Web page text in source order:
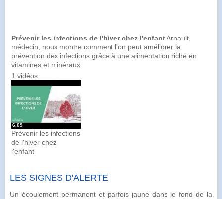
Prévenir les infections de l'hiver chez l'enfantArnault,
médecin, nous montre comment l'on peut améliorer la
prévention des infections grâce à une alimentation riche en
vitamines et minéraux.
1 vidéos
6,09
Prévenir les infections
de l'hiver chez
l'enfant
LES SIGNES D'ALERTE
Un écoulement permanent et parfois jaune dans le fond de la